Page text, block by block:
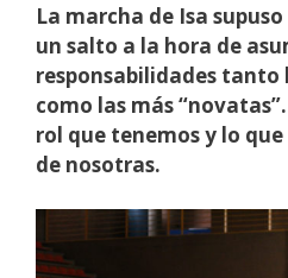
La marcha de Isa
un salto a la hora de
responsabilidades tanto
como las más
rol que tenemos y lo
de nosotras.